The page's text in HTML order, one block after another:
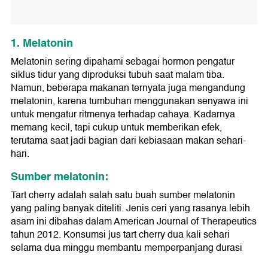
1. Melatonin
Melatonin sering dipahami sebagai hormon pengatur
siklus tidur yang diproduksi tubuh saat malam tiba.
Namun, beberapa makanan ternyata juga mengandung
melatonin, karena tumbuhan menggunakan senyawa ini
untuk mengatur ritmenya terhadap cahaya. Kadarnya
memang kecil, tapi cukup untuk memberikan efek,
terutama saat jadi bagian dari kebiasaan makan sehari-
hari.
Sumber melatonin:
Tart cherry adalah salah satu buah sumber melatonin
yang paling banyak diteliti. Jenis ceri yang rasanya lebih
asam ini dibahas dalam American Journal of Therapeutics
tahun 2012. Konsumsi jus tart cherry dua kali sehari
selama dua minggu membantu memperpanjang durasi